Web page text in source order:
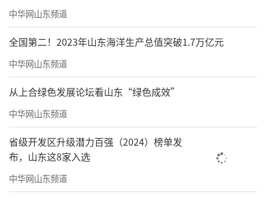
中华网山东频道
全国第二！2023年山东海洋生产总值突破1.7万亿元
中华网山东频道
从上合绿色发展论坛看山东“绿色成效”
中华网山东频道
省级开发区升级潜力百强（2024）榜单发
布，山东这8家入选
中华网山东频道